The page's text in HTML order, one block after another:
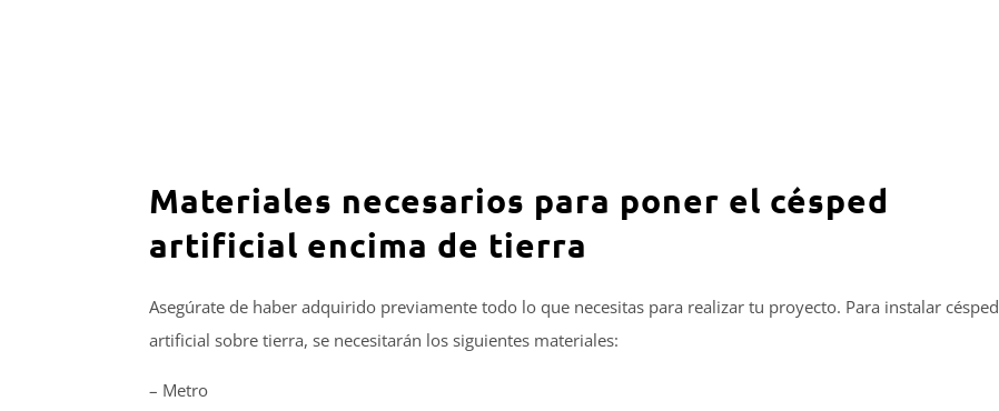
Materiales necesarios para poner el césped
artificial encima de tierra
Asegúrate de haber adquirido previamente todo lo que necesitas para realizar tu proyecto. Para instalar césped
artificial sobre tierra, se necesitarán los siguientes materiales:
– Metro